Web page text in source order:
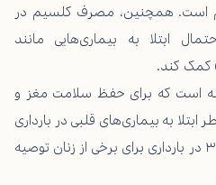
است. همچنین، مصرف کلسیم در
ابتلا به بیماری‌هایی مانند
آمینه است که برای حفظ سلامت مغز و
به بیماری‌های قلبی در بارداری
مفید است. مصرف مکمل امگا-۳ در بارداری برای برخی از زنان توصیه